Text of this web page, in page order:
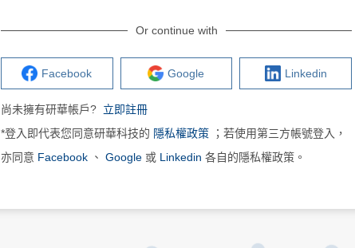
Or continue with
Facebook Google Linkedin
尚未擁有研華帳戶? 立即註冊
*登入即代表您同意研華科技的 隱私權政策 ；若使用第三方帳號登入，
亦同意 Facebook 、 Google 或 Linkedin 各自的隱私權政策。